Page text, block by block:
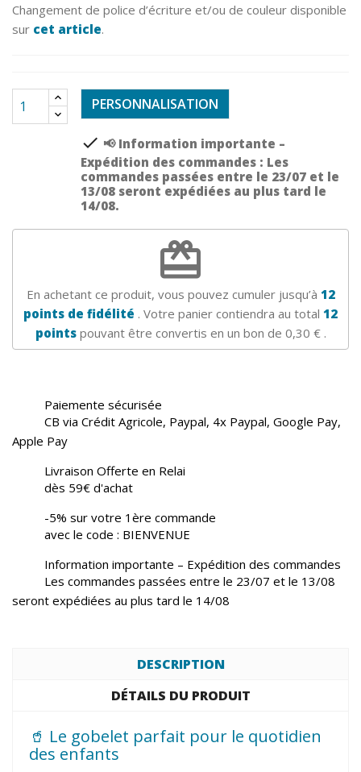
Changement de police d’écriture et/ou de couleur disponible
sur cet article.
PERSONNALISATION
check 📢 Information importante –
Expédition des commandes : Les
commandes passées entre le 23/07 et le
13/08 seront expédiées au plus tard le
14/08.
redeem
En achetant ce produit, vous pouvez cumuler jusqu’à 12
points de fidélité . Votre panier contiendra au total 12
pointspouvant être convertis en un bon de 0,30 €.
Paiemente sécurisée
CB via Crédit Agricole, Paypal, 4x Paypal, Google Pay,
Apple Pay
Livraison Offerte en Relai
dès 59€ d'achat
-5% sur votre 1ère commande
avec le code : BIENVENUE
Information importante – Expédition des commandes
Les commandes passées entre le 23/07 et le 13/08
seront expédiées au plus tard le 14/08
DESCRIPTION
DÉTAILS DU PRODUIT
🥤 Le gobelet parfait pour le quotidien
des enfants